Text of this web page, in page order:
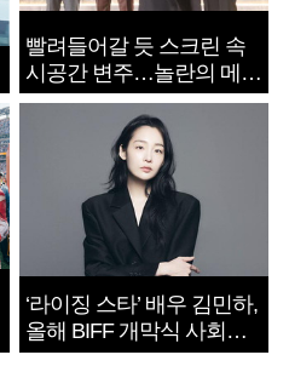
빨려들어갈 듯 스크린 속
시공간 변주…놀란의 메시
지는 ‘전쟁 속죄’
‘라이징 스타’ 배우 김민하,
올해 BIFF 개막식 사회자
확정